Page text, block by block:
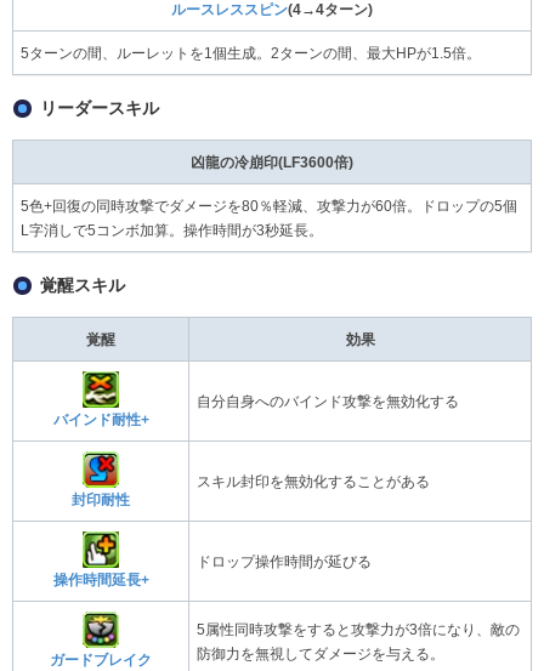
ルースレススピン(4→4ターン)
5ターンの間、ルーレットを1個生成。2ターンの間、最大HPが1.5倍。
リーダースキル
凶龍の冷崩印(LF3600倍)
5色+回復の同時攻撃でダメージを80％軽減、攻撃力が60倍。ドロップの5個
L字消しで5コンボ加算。操作時間が3秒延長。
覚醒スキル
覚醒 効果
バインド耐性+
自分自身へのバインド攻撃を無効化する
封印耐性
スキル封印を無効化することがある
操作時間延長+
ドロップ操作時間が延びる
ガードブレイク
5属性同時攻撃をすると攻撃力が3倍になり、敵の
防御力を無視してダメージを与える。